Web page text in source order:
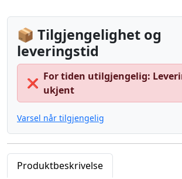
📦 Tilgjengelighet og
leveringstid
❌
For tiden utilgjengelig:
ukjent
Varsel når tilgjengelig
Produktbeskrivelse